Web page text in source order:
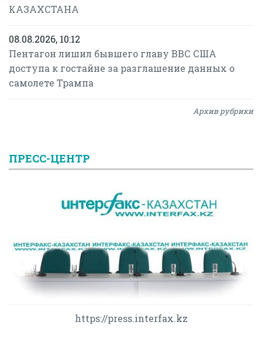
КАЗАХСТАНА
08.08.2026, 10:12
Пентагон лишил бывшего главу ВВС США
доступа к гостайне за разглашение данных о
самолете Трампа
Архив рубрики
ПРЕСС-ЦЕНТР
https://press.interfax.kz